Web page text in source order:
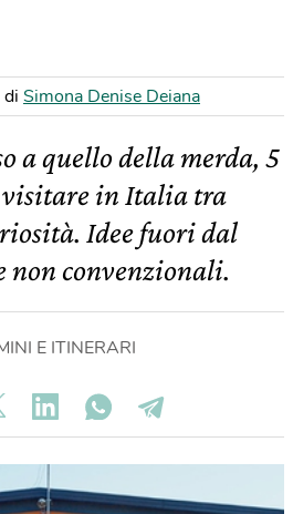
di Simona Denise Deiana
a quello della merda, 5
in Italia tra
Idee fuori dal
non convenzionali.
E ITINERARI